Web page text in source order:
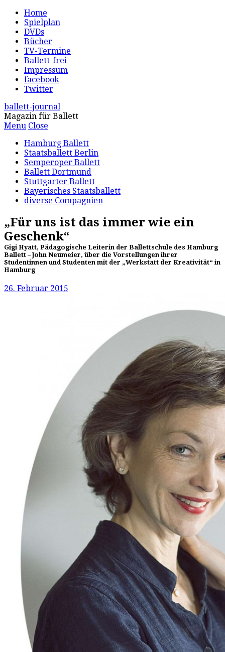
Home
Spielplan
DVDs
Bücher
TV-Termine
Ballett-frei
Impressum
facebook
Twitter
ballett-journal
Magazin für Ballett
Menu Close
Hamburg Ballett
Staatsballett Berlin
Semperoper Ballett
Ballett Dortmund
Stuttgarter Ballett
Bayerisches Staatsballett
diverse Compagnien
„Für uns ist das immer wie ein
Geschenk“
Gigi Hyatt, Pädagogische Leiterin der Ballettschule des Hamburg
Ballett – John Neumeier, über die Vorstellungen ihrer
Studentinnen und Studenten mit der „Werkstatt der Kreativität“ in
Hamburg
26. Februar 2015